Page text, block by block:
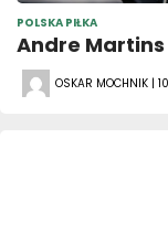
POLSKA PIŁKA
Andre Martins
OSKAR MOCHNIK |